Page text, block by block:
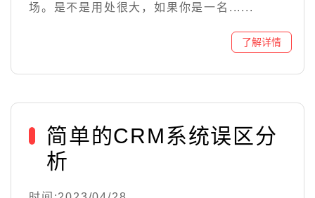
场。是不是用处很大，如果你是一名......
简单的CRM系统误区分
析